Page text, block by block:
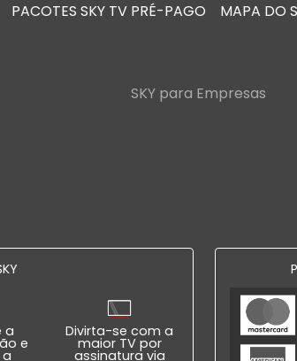
PACOTES SKY TV PRÉ-PAGO MAPA DO
SKY para Empresas
a
e
Divirta-se com a
maior TV por
assinatura via